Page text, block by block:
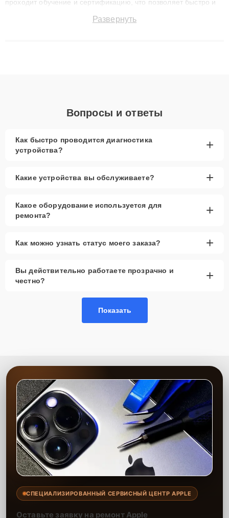
проходит обучение и сертификацию, что позволяет быстро и
сохранением гарантии до 3 лет. Наши мастера решают
Развернуть
Вопросы и ответы
Как быстро проводится диагностика
устройства?
+
Какие устройства вы обслуживаете? +
Какое оборудование используется для
ремонта?
+
Как можно узнать статус моего заказа? +
Вы действительно работаете прозрачно и
честно?
+
Показать
СПЕЦИАЛИЗИРОВАННЫЙ СЕРВИСНЫЙ ЦЕНТР APPLE
Оставьте заявку на ремонт Apple